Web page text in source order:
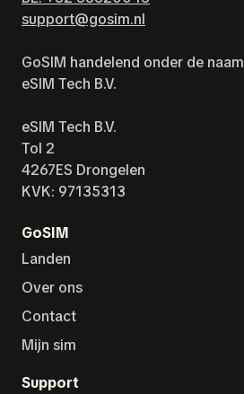
support@gosim.nl
GoSIM handelend onder de naam
eSIM Tech B.V.
eSIM Tech B.V.
Tol 2
4267ES Drongelen
KVK: 97135313
GoSIM
Landen
Over ons
Contact
Mijn sim
Support